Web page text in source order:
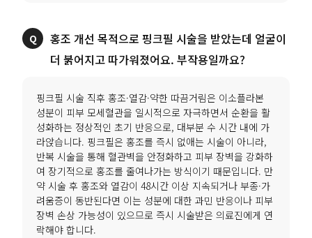
홍조 개선 목적으로 핑크필 시술을 받았는데 얼굴이
더 붉어지고 따가워졌어요. 부작용일까요?
핑크필 시술 직후 홍조·열감·약한 따끔거림은 이소플라본
성분이 피부 모세혈관을 일시적으로 자극하면서 순환을 활
성화하는 정상적인 초기 반응으로, 대부분 수 시간 내에 가
라앉습니다. 핑크필은 홍조를 즉시 없애는 시술이 아니라,
반복 시술을 통해 혈관벽을 안정화하고 피부 장벽을 강화하
여 장기적으로 홍조를 줄여나가는 방식이기 때문입니다. 만
약 시술 후 홍조와 열감이 48시간 이상 지속되거나 부종·가
려움증이 동반된다면 이는 성분에 대한 과민 반응이나 피부
장벽 손상 가능성이 있으므로 즉시 시술받은 의료진에게 연
락해야 합니다.